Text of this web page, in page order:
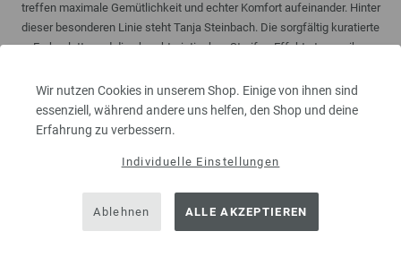
Wir nutzen Cookies in unserem Shop. Einige von ihnen sind
essenziell, während andere uns helfen, den Shop und deine
Erfahrung zu verbessern.
Individuelle Einstellungen
Ablehnen ALLE AKZEPTIEREN
treffen maximale Gemütlichkeit und echter Komfort aufeinander. Hinter
dieser besonderen Linie steht Tanja Steinbach. Die sorgfältig kuratierte
Farbpalette und die charakteristischen Streifen-Effekte tragen ihre
2,50 € Versandkosten
MENGE
IN DEN EINKAUFSWAGEN LEGEN